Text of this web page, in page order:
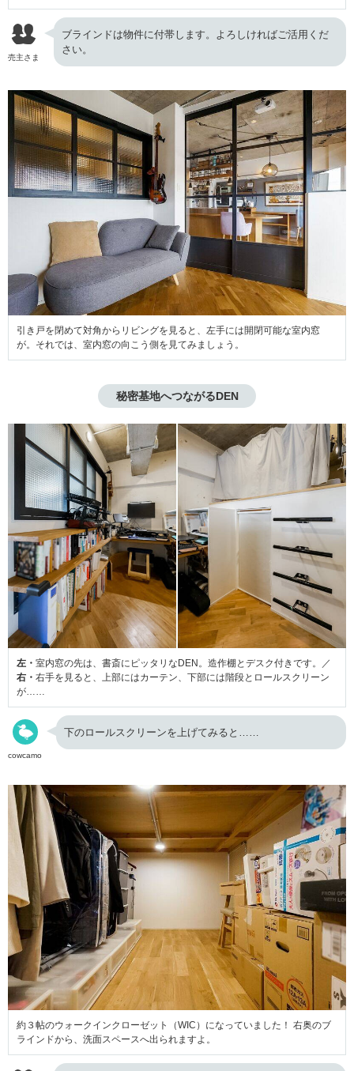
売主さま
ブラインドは物件に付帯します。よろしければご活用くだ
さい。
引き戸を閉めて対角からリビングを見ると、左手には開閉可能な室内窓
が。それでは、室内窓の向こう側を見てみましょう。
秘密基地へつながるDEN
左・ 室内窓の先は、書斎にピッタリなDEN。造作棚とデスク付きです。／
右・ 右手を見ると、上部にはカーテン、下部には階段とロールスクリーン
が……
cowcamo
下のロールスクリーンを上げてみると……
約３帖のウォークインクローゼット（WIC）になっていました！ 右奥のブ
ラインドから、洗面スペースへ出られますよ。